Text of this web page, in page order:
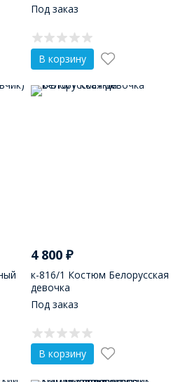
Под заказ
В корзину
4 800₽
к-816/1 Костюм Белорусская
девочка
Под заказ
В корзину